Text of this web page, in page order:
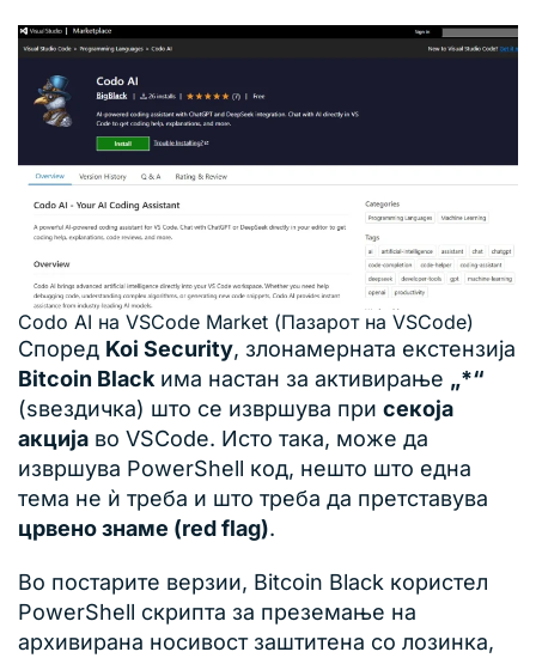
Codo AI на VSCode Market (Пазарот на VSCode)
Според Koi Security, злонамерната екстензија
Bitcoin Black има настан за активирање „*“
(ѕвездичка) што се извршува при секоја
акција во VSCode. Исто така, може да
извршува PowerShell код, нешто што една
тема не ѝ треба и што треба да претставува
црвено знаме (red flag).
Во постарите верзии, Bitcoin Black користел
PowerShell скрипта за преземање на
архивирана носивост заштитена со лозинка,